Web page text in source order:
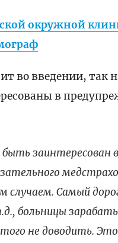
окружной
во введении,
в
заинтересован
Самый
больницы
не доводить.